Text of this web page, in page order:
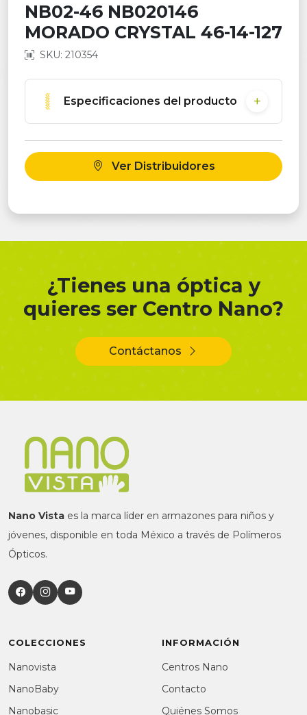
NB02-46 NB020146
MORADO CRYSTAL 46-14-127
SKU: 210354
Especificaciones del producto
Ver Distribuidores
¿Tienes una óptica y
quieres ser Centro Nano?
Contáctanos
Nano Vista es la marca líder en armazones para niños y
jóvenes, disponible en toda México a través de Polímeros
Ópticos.
COLECCIONES
Nanovista
NanoBaby
Nanobasic
INFORMACIÓN
Centros Nano
Contacto
Quiénes Somos